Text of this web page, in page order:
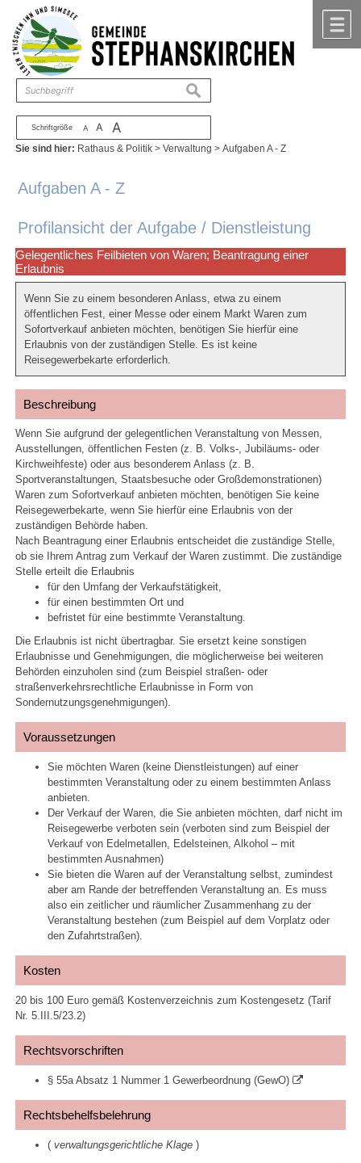
Zum Inhalt ,zur Navigation
Schriftgröße A A A
suchen
Sie sind hier: Rathaus & Politik >Verwaltung >Aufgaben A - Z
Aufgaben A - Z
Profilansicht der Aufgabe / Dienstleistung
Gelegentliches Feilbieten von Waren; Beantragung einer
Erlaubnis
Wenn Sie zu einem besonderen Anlass, etwa zu einem
öffentlichen Fest, einer Messe oder einem Markt Waren zum
Sofortverkauf anbieten möchten, benötigen Sie hierfür eine
Erlaubnis von der zuständigen Stelle. Es ist keine
Reisegewerbekarte erforderlich.
Beschreibung
Wenn Sie aufgrund der gelegentlichen Veranstaltung von Messen,
Ausstellungen, öffentlichen Festen (z. B. Volks-, Jubiläums- oder
Kirchweihfeste) oder aus besonderem Anlass (z. B.
Sportveranstaltungen, Staatsbesuche oder Großdemonstrationen)
Waren zum Sofortverkauf anbieten möchten, benötigen Sie keine
Reisegewerbekarte, wenn Sie hierfür eine Erlaubnis von der
zuständigen Behörde haben.
Nach Beantragung einer Erlaubnis entscheidet die zuständige Stelle,
ob sie Ihrem Antrag zum Verkauf der Waren zustimmt. Die zuständige
Stelle erteilt die Erlaubnis
für den Umfang der Verkaufstätigkeit,
für einen bestimmten Ort und
befristet für eine bestimmte Veranstaltung.
Die Erlaubnis ist nicht übertragbar. Sie ersetzt keine sonstigen
Erlaubnisse und Genehmigungen, die möglicherweise bei weiteren
Behörden einzuholen sind (zum Beispiel straßen- oder
straßenverkehrsrechtliche Erlaubnisse in Form von
Sondernutzungsgenehmigungen).
Voraussetzungen
Sie möchten Waren (keine Dienstleistungen) auf einer
bestimmten Veranstaltung oder zu einem bestimmten Anlass
anbieten.
Der Verkauf der Waren, die Sie anbieten möchten, darf nicht im
Reisegewerbe verboten sein (verboten sind zum Beispiel der
Verkauf von Edelmetallen, Edelsteinen, Alkohol – mit
bestimmten Ausnahmen)
Sie bieten die Waren auf der Veranstaltung selbst, zumindest
aber am Rande der betreffenden Veranstaltung an. Es muss
also ein zeitlicher und räumlicher Zusammenhang zu der
Veranstaltung bestehen (zum Beispiel auf dem Vorplatz oder
den Zufahrtstraßen).
Kosten
20 bis 100 Euro gemäß Kostenverzeichnis zum Kostengesetz (Tarif
Nr. 5.III.5/23.2)
Rechtsvorschriften
§ 55a Absatz 1 Nummer 1 Gewerbeordnung (GewO)
Rechtsbehelfsbelehrung
(verwaltungsgerichtliche Klage )